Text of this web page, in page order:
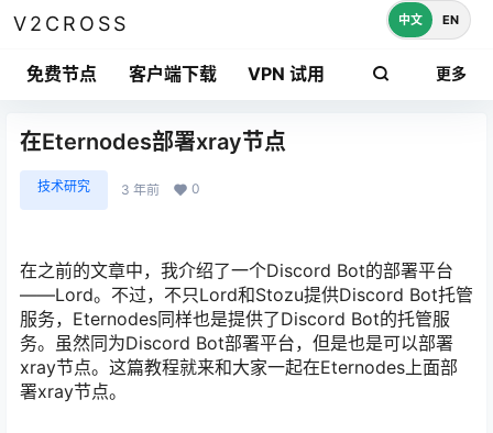
V2CROSS
免费节点 客户端下载 VPN 试用 更多
中文 EN
在Eternodes部署xray节点
技术研究 3 年前 0
在之前的文章中，我介绍了一个Discord Bot的部署平台
——Lord。不过，不只Lord和Stozu提供Discord Bot托管
服务，Eternodes同样也是提供了Discord Bot的托管服
务。虽然同为Discord Bot部署平台，但是也是可以部署
xray节点。这篇教程就来和大家一起在Eternodes上面部
署xray节点。